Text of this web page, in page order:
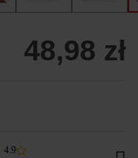
48,98 zł
4.9